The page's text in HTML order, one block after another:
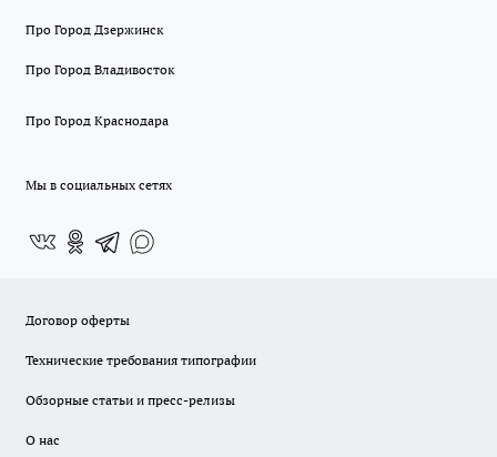
Про Город Дзержинск
Про Город Владивосток
Про Город Краснодара
Мы в социальных сетях
Договор оферты
Технические требования типографии
Обзорные статьи и пресс-релизы
О нас